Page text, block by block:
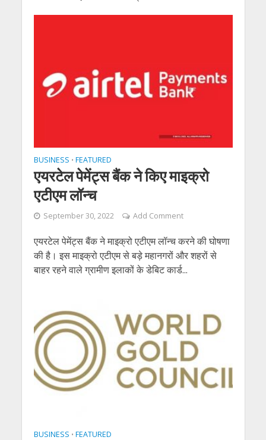
BUSINESS • FEATURED
एयरटेल पेमेंट्स बैंक ने किए माइक्रो
एटीएम लॉन्च
September 30, 2022 Add Comment
एयरटेल पेमेंट्स बैंक ने माइक्रो एटीएम लॉन्च करने की घोषणा
की है। इस माइक्रो एटीएम से बड़े महानगरों और शहरों से
बाहर रहने वाले ग्रामीण इलाकों के डेबिट कार्ड...
BUSINESS • FEATURED